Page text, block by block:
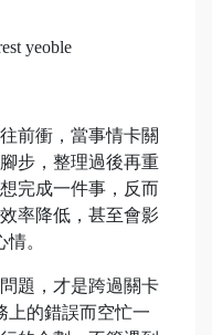
yeoble
前衝，當事情卡關
步，整理過後再重
完成一件事，反而
率降低，甚至會影
。
題，才是跨過關卡
上的錯誤而空忙一